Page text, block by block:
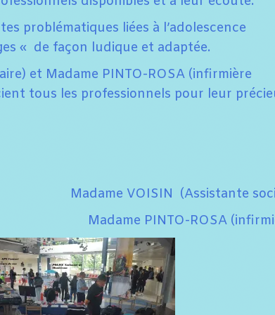
problématiques liées à l’adolescence
« de façon ludique et adaptée.
et Madame PINTO-ROSA (infirmière
tous les professionnels pour leur
Madame VOISIN (Assistante
Madame PINTO-ROSA